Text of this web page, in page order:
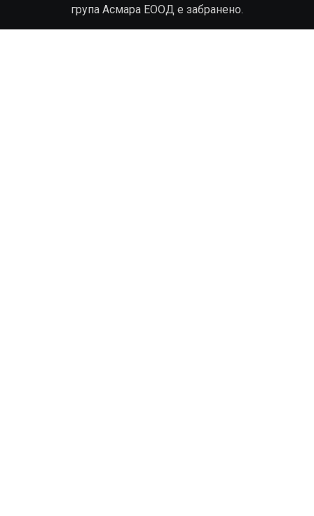
група Асмара ЕООД е забранено.